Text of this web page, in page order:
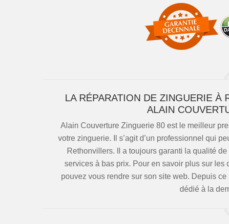
LA RÉPARATION DE ZINGUERIE À
ALAIN
Alain Couverture Zinguerie 80 est le meilleur
votre zinguerie. Il s’agit d’un professionnel qui
Rethonvillers. Il a toujours garanti la qualité
services à bas prix. Pour en savoir plus sur les
pouvez vous rendre sur son site web. Depuis
dédié à la